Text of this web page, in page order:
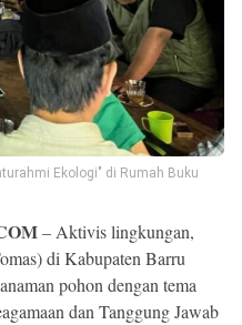
Ekologi" di Rumah Buku
– Aktivis lingkungan,
di Kabupaten Barru
pohon dengan tema
dan Tanggung Jawab